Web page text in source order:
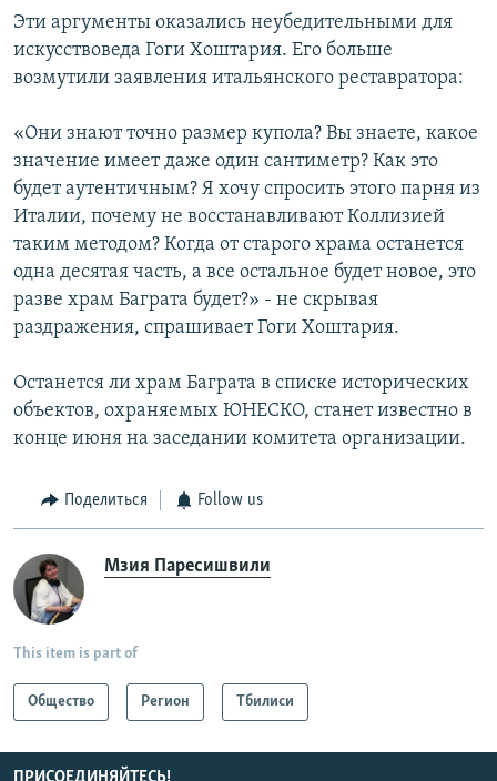
Эти аргументы оказались неубедительными для
искусствоведа Гоги Хоштария. Его больше
возмутили заявления итальянского реставратора:
«Они знают точно размер купола? Вы знаете, какое
значение имеет даже один сантиметр? Как это
будет аутентичным? Я хочу спросить этого парня из
Италии, почему не восстанавливают Коллизией
таким методом? Когда от старого храма останется
одна десятая часть, а все остальное будет новое, это
разве храм Баграта будет?» - не скрывая
раздражения, спрашивает Гоги Хоштария.
Останется ли храм Баграта в списке исторических
объектов, охраняемых ЮНЕСКО, станет известно в
конце июня на заседании комитета организации.
Поделиться Follow us
Мзия Паресишвили
This item is part of
Общество Регион Тбилиси